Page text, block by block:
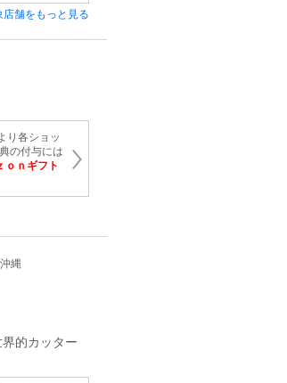
店舗をもっと見る
り各ショッ
の付与には
ｎギフト
縄
的カッター